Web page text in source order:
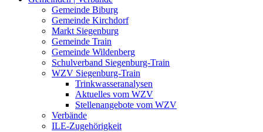
Gemeinde Biburg
Gemeinde Kirchdorf
Markt Siegenburg
Gemeinde Train
Gemeinde Wildenberg
Schulverband Siegenburg-Train
WZV Siegenburg-Train
Trinkwasseranalysen
Aktuelles vom WZV
Stellenangebote vom WZV
Verbände
ILE-Zugehörigkeit